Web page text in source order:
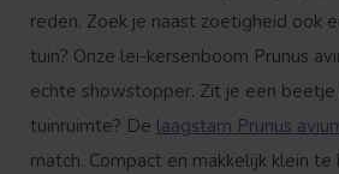
reden. Zoek je naast zoetigheid ook
tuin? Onze lei-kersenboom Prunus
echte showstopper. Zit je een beetje
tuinruimte? De laagstam Prunus
match. Compact en makkelijk klein te